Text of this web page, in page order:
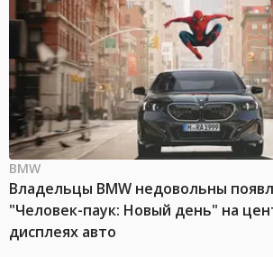
BMW
Владельцы BMW недовольны
"Человек-паук: Новый день" на
дисплеях авто